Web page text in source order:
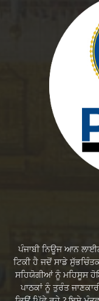
ਪੰਜਾਬੀ ਨਿਊਜ ਆਨ
ਟਿਕੀ ਹੈ ਜਦੋਂ ਸਾਡੇ
ਸਹਿਯੋਗੀਆਂ ਨੂੰ ਮਹਿਸੂਸ
ਪਾਠਕਾਂ ਨੂੰ ਤੁਰੰਤ